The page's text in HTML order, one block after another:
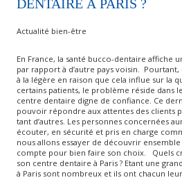
DENTAIRE À PARIS ?
Actualité bien-être
En France, la santé bucco-dentaire affiche
par rapport à d’autre pays voisin.
à la légère en raison que cela influe sur la
certains patients, le problème réside dans
centre dentaire digne de confiance. Ce
pouvoir répondre aux attentes des clients
tant d’autres. Les personnes concernées
écouter, en sécurité et pris en charge
nous allons essayer de découvrir
compte pour bien faire son choix. Quels
son centre dentaire à Paris ? Etant une
à Paris sont nombreux et ils ont chacun